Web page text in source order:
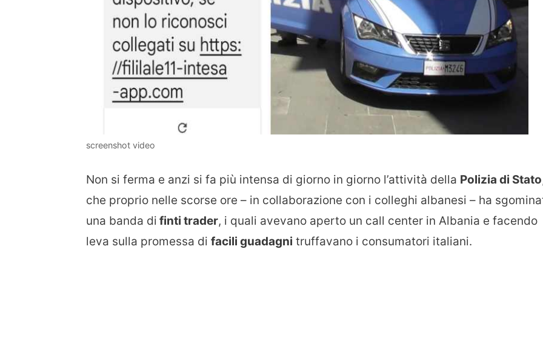
screenshot video
Non si ferma e anzi si fa più intensa di giorno in giorno l’attività della Polizia di Stato
che proprio nelle scorse ore – in collaborazione con i colleghi albanesi – ha
una banda di finti trader, i quali avevano aperto un call center in Albania e facendo
leva sulla promessa di facili guadagni truffavano i consumatori italiani.